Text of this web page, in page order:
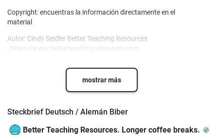
Copyright: encuentras la información directamente en el
material
Autor: Cindy Seidler Better Teaching Resources
https://www.betterteachingresources.com
mostrar más
Steckbrief Deutsch / Alemán Biber
Better Teaching Resources. Longer coffee breaks.